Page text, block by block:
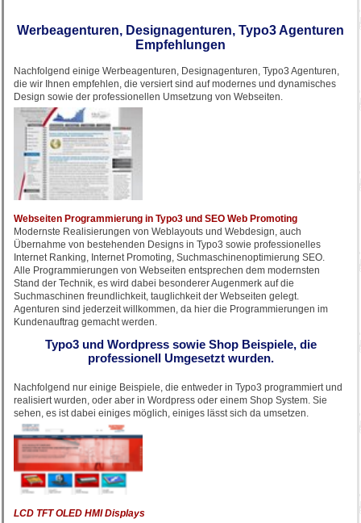
Werbeagenturen, Designagenturen, Typo3 Agenturen
Empfehlungen
Nachfolgend einige Werbeagenturen, Designagenturen, Typo3 Agenturen,
die wir Ihnen empfehlen, die versiert sind auf modernes und dynamisches
Design sowie der professionellen Umsetzung von Webseiten.
Webseiten Programmierung in Typo3 und SEO Web Promoting
Modernste Realisierungen von Weblayouts und Webdesign, auch
Übernahme von bestehenden Designs in Typo3 sowie professionelles
Internet Ranking, Internet Promoting, Suchmaschinenoptimierung SEO.
Alle Programmierungen von Webseiten entsprechen dem modernsten
Stand der Technik, es wird dabei besonderer Augenmerk auf die
Suchmaschinen freundlichkeit, tauglichkeit der Webseiten gelegt.
Agenturen sind jederzeit willkommen, da hier die Programmierungen im
Kundenauftrag gemacht werden.
Typo3 und Wordpress sowie Shop Beispiele, die
professionell Umgesetzt wurden.
Nachfolgend nur einige Beispiele, die entweder in Typo3 programmiert und
realisiert wurden, oder aber in Wordpress oder einem Shop System. Sie
sehen, es ist dabei einiges möglich, einiges lässt sich da umsetzen.
LCD TFT OLED HMI Displays